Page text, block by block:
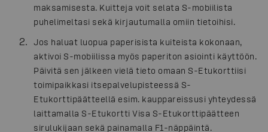
maksamisesta. Kuitteja voit selata S-mobiilista
puhelimeltasi sekä kirjautumalla omiin tietoihisi.
Jos haluat luopua paperisista kuiteista kokonaan,
aktivoi S-mobiilissa myös paperiton asiointi käyttöön.
Päivitä sen jälkeen vielä tieto omaan S-Etukorttiisi
toimipaikkasi itsepalvelupisteessä S-
Etukorttipäätteellä esim. kauppareissusi yhteydessä
laittamalla S-Etukortti Visa S-Etukorttipäätteen
sirulukijaan sekä painamalla F1-näppäintä.